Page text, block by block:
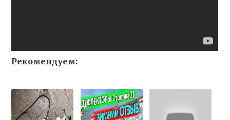
Рекомендуем: